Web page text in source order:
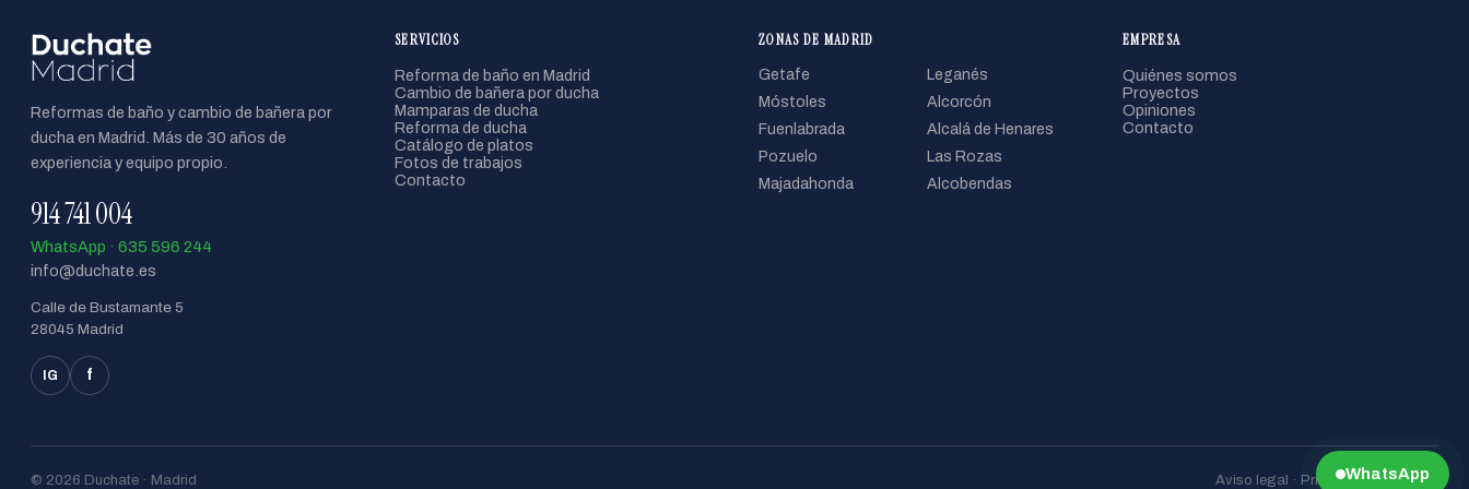
Reformas de baño y cambio de bañera por
ducha en Madrid. Más de 30 años de
experiencia y equipo propio.
914 741 004
WhatsApp · 635 596 244
info@duchate.es
Calle de Bustamante 5
28045 Madrid
IG f
SERVICIOS
Reforma de baño en Madrid
Cambio de bañera por ducha
Mamparas de ducha
Reforma de ducha
Catálogo de platos
Fotos de trabajos
Contacto
ZONAS DE MADRID
Getafe
Leganés
Móstoles
Alcorcón
Fuenlabrada
Alcalá de Henares
Pozuelo
Las Rozas
Majadahonda
Alcobendas
EMPRESA
Quiénes somos
Proyectos
Opiniones
Contacto
© 2026 Duchate · Madrid Aviso legal · Privacidad · Cookies
WhatsApp